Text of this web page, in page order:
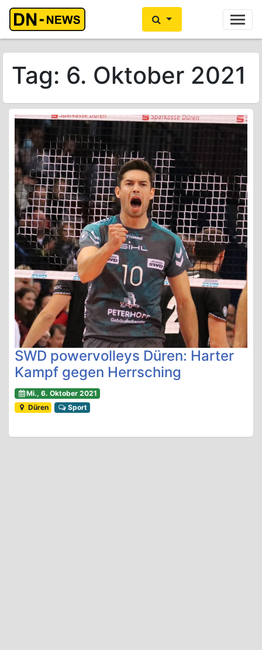
Ihre Anzeige hier? Jetzt informieren
Tag: 6. Oktober 2021
SWD powervolleys Düren: Harter
Kampf gegen Herrsching
Mi., 6. Oktober 2021
Düren
Sport